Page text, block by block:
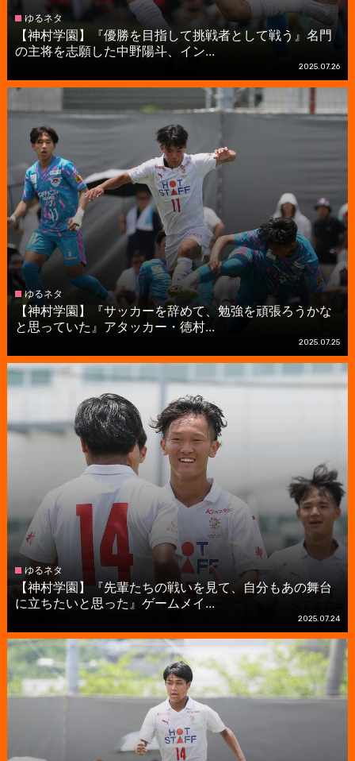
ゆるネタ
【神村学園】『優勝を目指して挑戦者として戦う』名門
の主将を志願した中野陽斗、イン...
2025.07.26
ゆるネタ
【神村学園】『サッカーを辞めて、勉強を頑張ろうかな
と思っていた』アタッカー・徳村...
2025.07.25
ゆるネタ
【神村学園】『先輩たちの戦いを見て、自分もあの舞台
に立ちたいと思った』ゲームメイ...
2025.07.24